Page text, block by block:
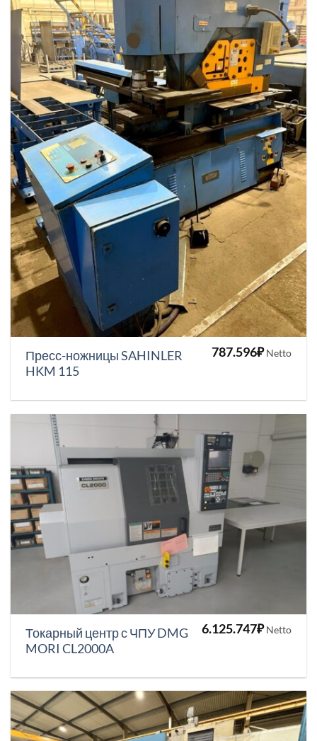
Пресс-ножницы SAHINLER
HKM 115
787.596₽ Netto
Токарный центр с ЧПУ DMG
MORI CL2000A
6.125.747₽ Netto